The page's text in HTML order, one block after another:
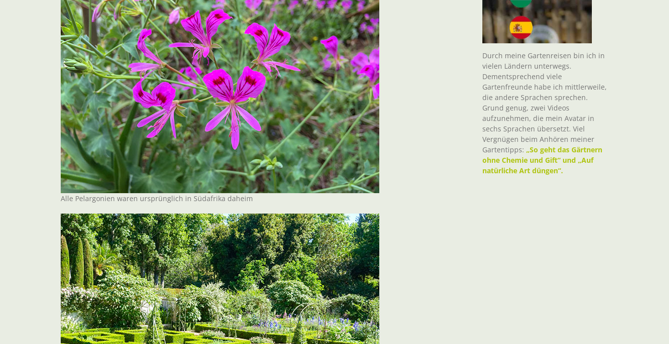
Alle Pelargonien waren ursprünglich in Südafrika daheim
Durch meine Gartenreisen bin ich in
vielen Ländern unterwegs.
Dementsprechend viele
Gartenfreunde habe ich mittlerweile,
die andere Sprachen sprechen.
Grund genug, zwei Videos
aufzunehmen, die mein Avatar in
sechs Sprachen übersetzt. Viel
Vergnügen beim Anhören meiner
Gartentipps: „So geht das Gärtnern
ohne Chemie und Gift“ und „Auf
natürliche Art düngen“.